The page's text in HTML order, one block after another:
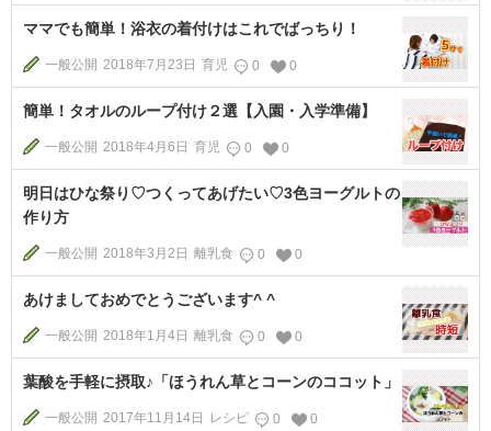
ママでも簡単！浴衣の着付けはこれでばっちり！
一般公開 2018年7月23日 育児 0 0
簡単！タオルのループ付け２選【入園・入学準備】
一般公開 2018年4月6日 育児 0 0
明日はひな祭り♡つくってあげたい♡3色ヨーグルトの
作り方
一般公開 2018年3月2日 離乳食 0 0
あけましておめでとうございます^ ^
一般公開 2018年1月4日 離乳食 0 0
葉酸を手軽に摂取♪「ほうれん草とコーンのココット」
一般公開 2017年11月14日 レシピ 0 0